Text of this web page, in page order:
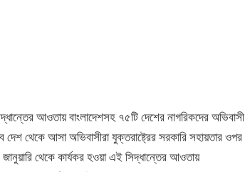
আওতায় বাংলাদেশসহ ৭৫টি দেশের নাগরিকদের অভিবাসী
থেকে আসা অভিবাসীরা যুক্তরাষ্ট্রের সরকারি সহায়তার ওপর
থেকে কার্যকর হওয়া এই সিদ্ধান্তের আওতায়